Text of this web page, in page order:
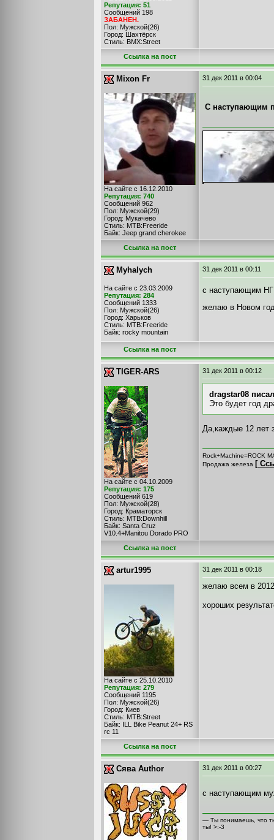
Репутация: 51
Сообщений 198
ЗАБАНЕН.
Пол: Мужской(26)
Город: Шахтёрск
Стиль: BMX:Street
Cсылка на пост
Mixon Fr
На сайте с 16.12.2010
Репутация: 740
Сообщений 962
Пол: Мужской(29)
Город: Мукачево
Стиль: MTB:Freeride
Байк: Jeep grand cherokee
31 дек 2011 в 00:04
С наступающим
Cсылка на пост
Myhalych
На сайте с 23.03.2009
Репутация: 284
Сообщений 1333
Пол: Мужской(26)
Город: Харьков
Стиль: MTB:Freeride
Байк: rocky mountain
31 дек 2011 в 00:11
с наступающим
желаю в Новом
Cсылка на пост
TIGER-ARS
На сайте с 04.10.2009
Репутация: 175
Сообщений 619
Пол: Мужской(28)
Город: Краматорск
Стиль: MTB:Downhill
Байк: Santa Cruz
V10.4+Manitou Dorado PRO
31 дек 2011 в 00:12
dragstar08
Это будет год
Да,каждые 12 лет
Rock+Machine=ROCK
Продажа железа [
Cсылка на пост
artur1995
На сайте с 25.10.2010
Репутация: 279
Сообщений 1195
Пол: Мужской(26)
Город: Киев
Стиль: MTB:Street
Байк: ILL Bike Peanut 24+ RS
rc 11
31 дек 2011 в 00:18
желаю всем в
хороших
Cсылка на пост
Сява Author 31 дек 2011 в 00:27
с наступающим
— Ты понимаешь, что
ты! >:-3